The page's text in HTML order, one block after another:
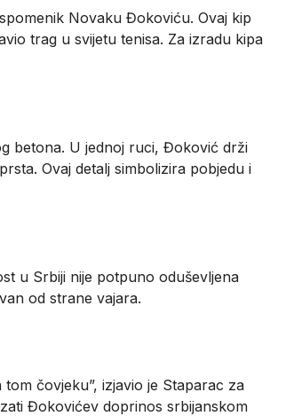
Novaku Đokoviću. Ovaj kip
trag u svijetu tenisa. Za izradu kipa
betona. U jednoj ruci, Đoković drži
Ovaj detalj simbolizira pobjedu i
u Srbiji nije potpuno oduševljena
od strane vajara.
čovjeku”, izjavio je Staparac za
Đokovićev doprinos srbijanskom